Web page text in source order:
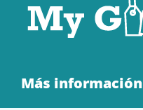
Más información